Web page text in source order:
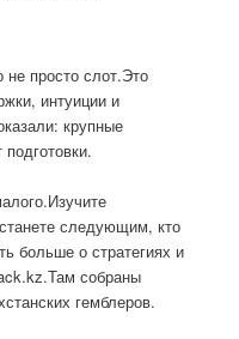
просто слот.Это
интуиции и
крупные
следующим, кто
больше о стратегиях и
собраны
гемблеров.